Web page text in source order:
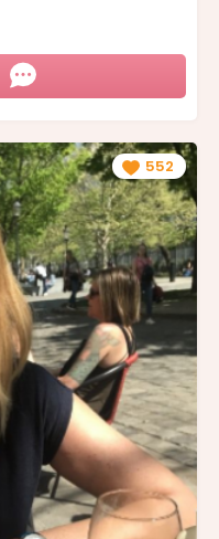
552